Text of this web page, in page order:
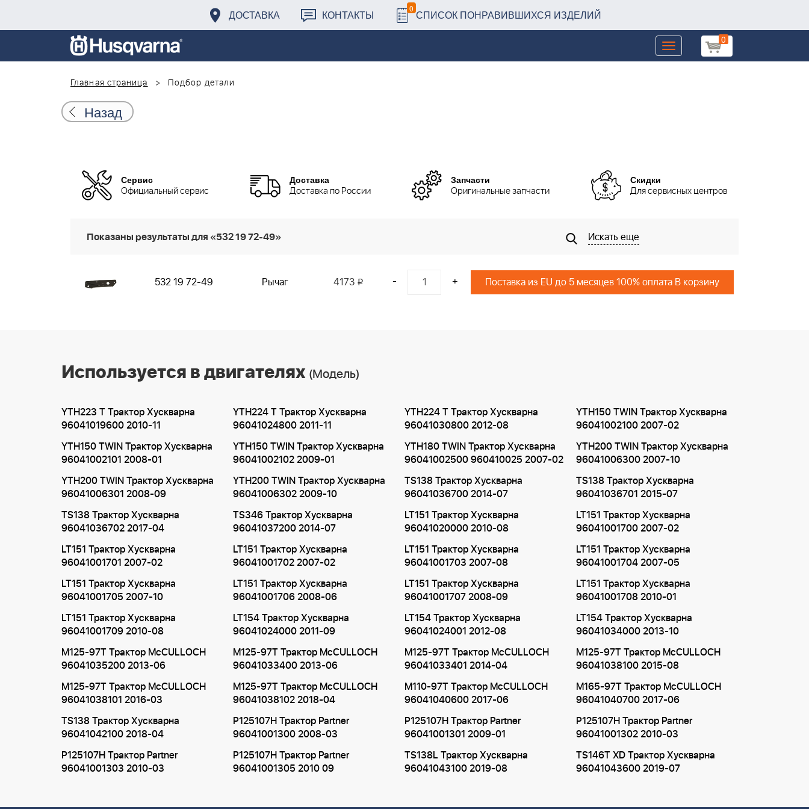
ДОСТАВКА КОНТАКТЫ 0 СПИСОК ПОНРАВИВШИХСЯ ИЗДЕЛИЙ
0
Toggle
navigation
Главная страница
Подбор детали
Назад
Сервис
Официальный сервис
Доставка
Доставка по России
Запчасти
Оригинальные запчасти
Скидки
Для сервисных центров
Показаны результаты для «532 19 72-49» Искать еще
532 19 72-49 Рычаг 4173 i - + Поставка из EU до 5 месяцев 100% оплата В корзину
Используется в двигателях (Модель)
YTH223 T Трактор Хускварна
96041019600 2010-11
YTH224 T Трактор Хускварна
96041024800 2011-11
YTH224 T Трактор Хускварна
96041030800 2012-08
YTH150 TWIN Трактор Хускварна
96041002100 2007-02
YTH150 TWIN Трактор Хускварна
96041002101 2008-01
YTH150 TWIN Трактор Хускварна
96041002102 2009-01
YTH180 TWIN Трактор Хускварна
96041002500 960410025 2007-02
YTH200 TWIN Трактор Хускварна
96041006300 2007-10
YTH200 TWIN Трактор Хускварна
96041006301 2008-09
YTH200 TWIN Трактор Хускварна
96041006302 2009-10
TS138 Трактор Хускварна
96041036700 2014-07
TS138 Трактор Хускварна
96041036701 2015-07
TS138 Трактор Хускварна
96041036702 2017-04
TS346 Трактор Хускварна
96041037200 2014-07
LT151 Трактор Хускварна
96041020000 2010-08
LT151 Трактор Хускварна
96041001700 2007-02
LT151 Трактор Хускварна
96041001701 2007-02
LT151 Трактор Хускварна
96041001702 2007-02
LT151 Трактор Хускварна
96041001703 2007-08
LT151 Трактор Хускварна
96041001704 2007-05
LT151 Трактор Хускварна
96041001705 2007-10
LT151 Трактор Хускварна
96041001706 2008-06
LT151 Трактор Хускварна
96041001707 2008-09
LT151 Трактор Хускварна
96041001708 2010-01
LT151 Трактор Хускварна
96041001709 2010-08
LT154 Трактор Хускварна
96041024000 2011-09
LT154 Трактор Хускварна
96041024001 2012-08
LT154 Трактор Хускварна
96041034000 2013-10
M125-97T Трактор McCULLOCH
96041035200 2013-06
M125-97T Трактор McCULLOCH
96041033400 2013-06
M125-97T Трактор McCULLOCH
96041033401 2014-04
M125-97T Трактор McCULLOCH
96041038100 2015-08
M125-97T Трактор McCULLOCH
96041038101 2016-03
M125-97T Трактор McCULLOCH
96041038102 2018-04
M110-97T Трактор McCULLOCH
96041040600 2017-06
M165-97T Трактор McCULLOCH
96041040700 2017-06
TS138 Трактор Хускварна
96041042100 2018-04
P125107H Трактор Partner
96041001300 2008-03
P125107H Трактор Partner
96041001301 2009-01
P125107H Трактор Partner
96041001302 2010-03
P125107H Трактор Partner
96041001303 2010-03
P125107H Трактор Partner
96041001305 2010 09
TS138L Трактор Хускварна
96041043100 2019-08
TS146T XD Трактор Хускварна
96041043600 2019-07